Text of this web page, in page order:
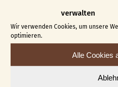
verwalten
Wir verwenden Cookies, um unsere
optimieren.
Alle Cookies
mehrere
auf.
Die